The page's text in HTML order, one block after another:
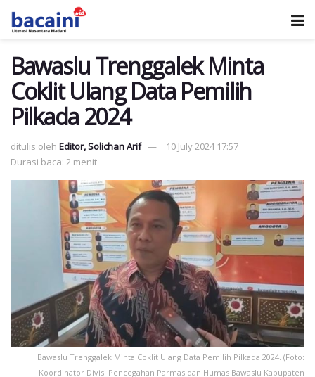
Bawaslu Trenggalek Minta
Coklit Ulang Data Pemilih
Pilkada 2024
ditulis oleh Editor, Solichan Arif
10 July 2024 17:57
Durasi baca: 2 menit
Bawaslu Trenggalek Minta Coklit Ulang Data Pemilih Pilkada 2024. (Foto:
Koordinator Divisi Pencegahan Parmas dan Humas Bawaslu Kabupaten